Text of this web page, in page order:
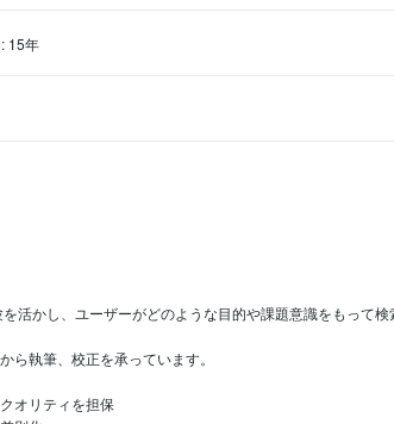
: 15年
活かし、ユーザーがどのような目的や課題意識をもって
ら執筆、校正を承っています。
オリティを担保